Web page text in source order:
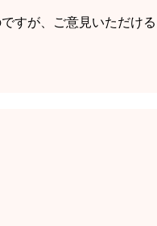
すが、ご意見いただける